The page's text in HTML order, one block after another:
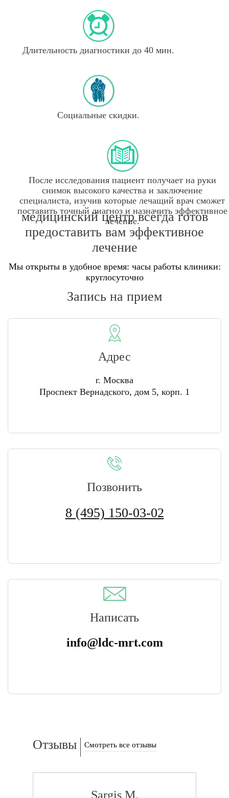
Длительность диагностики до 40 мин.
Социальные скидки.
После исследования пациент получает на руки
снимок высокого качества и заключение
специалиста, изучив которые лечащий врач сможет
поставить точный диагноз и назначить эффективное
лечение.
медицинский центр всегда готов
предоставить вам эффективное
лечение
Мы открыты в удобное время: часы работы клиники:
круглосуточно
Запись на прием
Адрес
г. Москва
Проспект Вернадского, дом 5, корп. 1
Позвонить
8 (495) 150-03-02
Написать
info@ldc-mrt.com
Отзывы Смотреть все отзывы
Sargis M.